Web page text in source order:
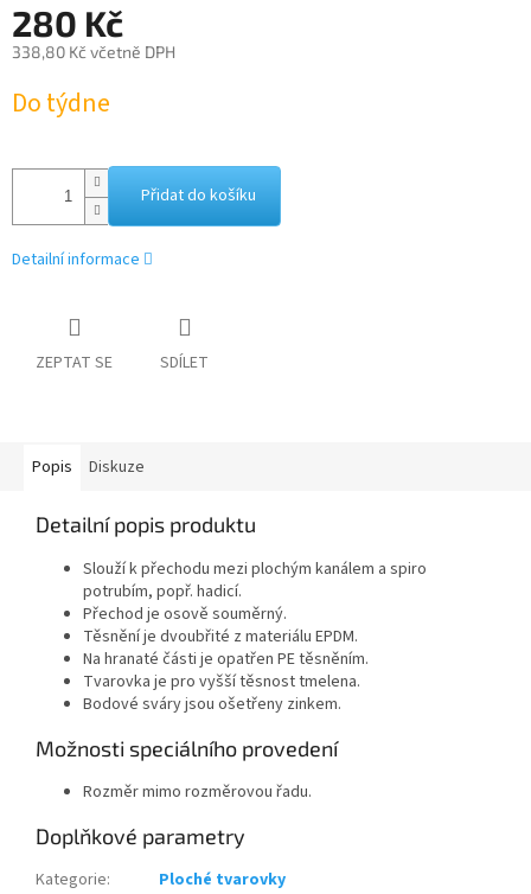
280 Kč
338,80 Kč včetně DPH
cena:
Do týdne
Přidat do košíku
Detailní informace
ZEPTAT SE SDÍLET
Popis Diskuze
Detailní popis produktu
Slouží k přechodu mezi plochým kanálem a spiro
potrubím, popř. hadicí.
Přechod je osově souměrný.
Těsnění je dvoubřité z materiálu EPDM.
Na hranaté části je opatřen PE těsněním.
Tvarovka je pro vyšší těsnost tmelena.
Bodové sváry jsou ošetřeny zinkem.
Možnosti speciálního provedení
Rozměr mimo rozměrovou řadu.
Doplňkové parametry
Kategorie:
Ploché tvarovky